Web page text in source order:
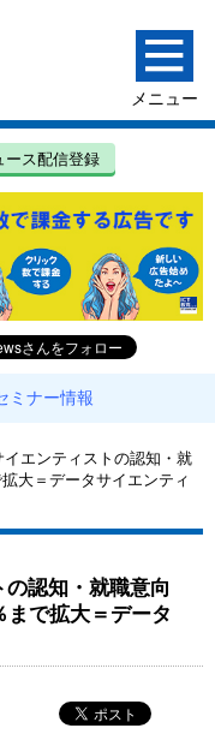
ース配信登録
ミナー情報
イエンティストの認知・就
大＝データサイエンティ
認知・就職意向
で拡大＝データ